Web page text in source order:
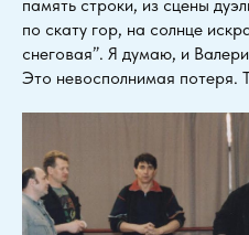
память строки, из сцены
по скату гор, на солнце
снеговая”. Я думаю, и
Это невосполнимая потеря.